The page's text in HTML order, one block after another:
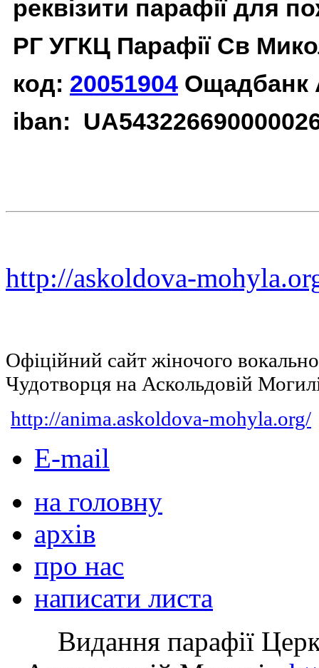
реквізити парафії для
РГ УГКЦ Парафії Св
код: 20051904 Ощадбанк
iban:
http://askoldova-
Офіційний сайт жіночого
Чудотворця на Аскольдовій
http://anima.askoldova-mohyla.org/
E-mail
на головну
архів
про нас
написати листа
Видання парафії